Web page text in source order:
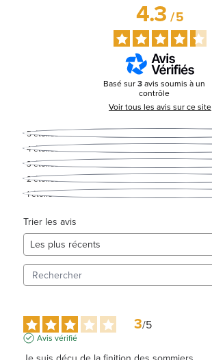
4.3/5
Basé sur3avis soumis à un
contrôle
Voir tous les avis sur ce site
5étoiles
4étoiles
3étoiles
2étoiles
1étoile
Trier les avis
3/5
Avis vérifié